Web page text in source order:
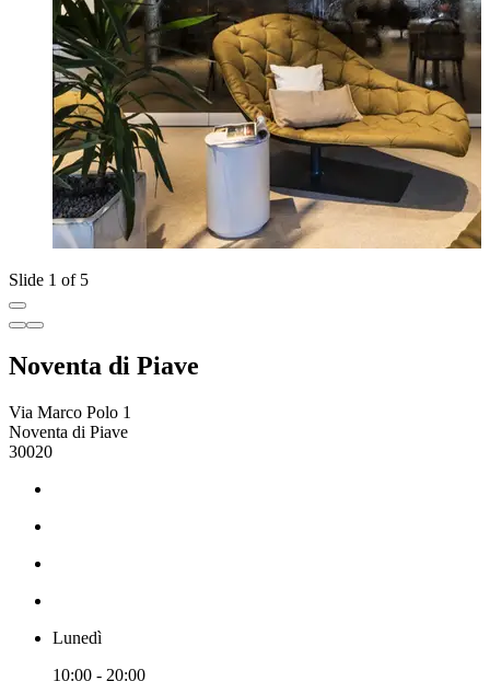
Slide 1 of 5
Noventa di Piave
Via Marco Polo 1
Noventa di Piave
30020
Lunedì
10:00 - 20:00